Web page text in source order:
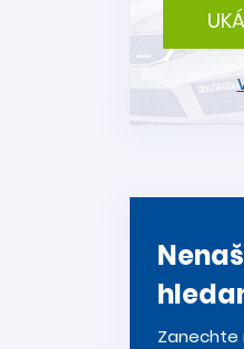
Zanechte